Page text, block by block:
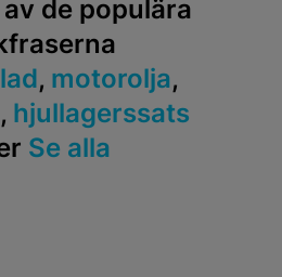
de populära
, motorolja,
, hjullagerssats
Se alla